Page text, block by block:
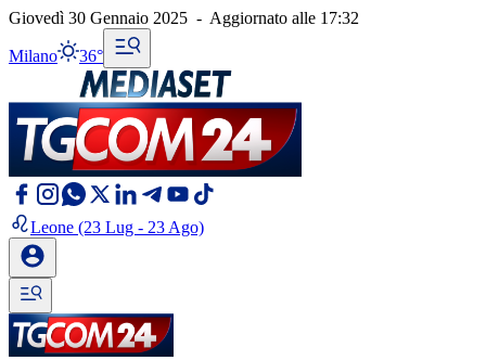
Giovedì 30 Gennaio 2025 - Aggiornato alle 17:32
Milano 36°
Leone (23 Lug - 23 Ago)